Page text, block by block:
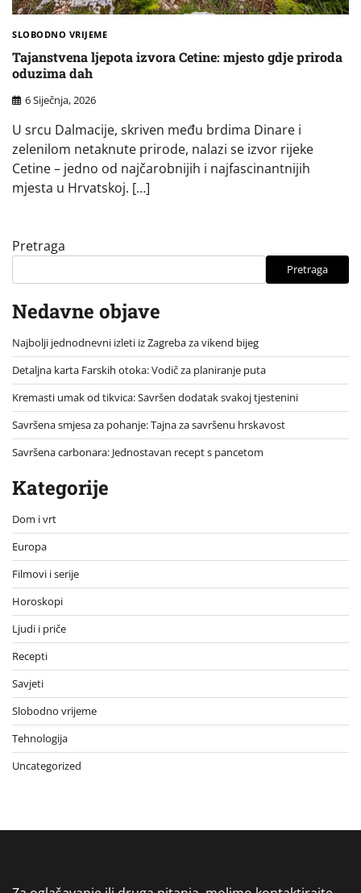
SLOBODNO VRIJEME
Tajanstvena ljepota izvora Cetine: mjesto gdje priroda
oduzima dah
6 Siječnja, 2026
U srcu Dalmacije, skriven među brdima Dinare i
zelenilom netaknute prirode, nalazi se izvor rijeke
Cetine – jedno od najčarobnijih i najfascinantnijih
mjesta u Hrvatskoj. […]
Pretraga
Pretraga
Nedavne objave
Najbolji jednodnevni izleti iz Zagreba za vikend bijeg
Detaljna karta Farskih otoka: Vodič za planiranje puta
Kremasti umak od tikvica: Savršen dodatak svakoj tjestenini
Savršena smjesa za pohanje: Tajna za savršenu hrskavost
Savršena carbonara: Jednostavan recept s pancetom
Kategorije
Dom i vrt
Europa
Filmovi i serije
Horoskopi
Ljudi i priče
Recepti
Savjeti
Slobodno vrijeme
Tehnologija
Uncategorized